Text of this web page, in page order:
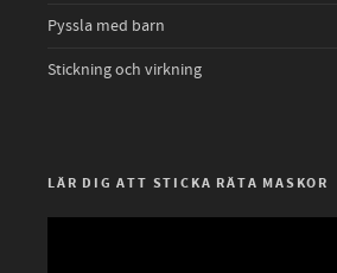
Pyssla med barn
Stickning och virkning
LÄR DIG ATT STICKA RÄTA MASKOR